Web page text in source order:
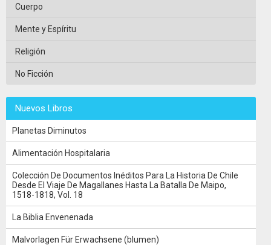
Cuerpo
Mente y Espíritu
Religión
No Ficción
Nuevos Libros
Planetas Diminutos
Alimentación Hospitalaria
Colección De Documentos Inéditos Para La Historia De Chile
Desde El Viaje De Magallanes Hasta La Batalla De Maipo,
1518-1818, Vol. 18
La Biblia Envenenada
Malvorlagen Für Erwachsene (blumen)